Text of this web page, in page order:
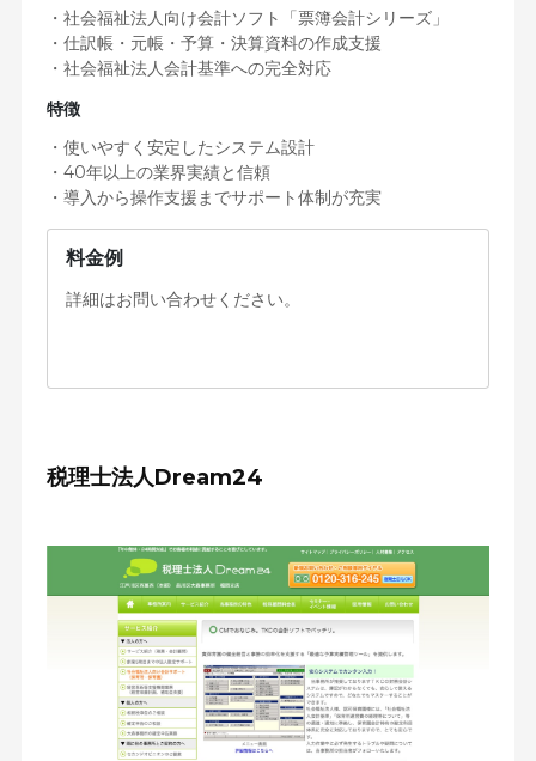
・社会福祉法人向け会計ソフト「票簿会計シリーズ」
・仕訳帳・元帳・予算・決算資料の作成支援
・社会福祉法人会計基準への完全対応
特徴
・使いやすく安定したシステム設計
・40年以上の業界実績と信頼
・導入から操作支援までサポート体制が充実
料金例
詳細はお問い合わせください。
税理士法人Dream24